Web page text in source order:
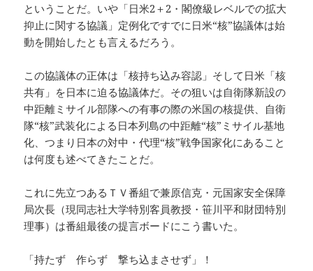
ということだ。いや「日米2＋2・閣僚級レベルでの拡大
抑止に関する協議」定例化ですでに日米“核”協議体は始
動を開始したとも言えるだろう。
この協議体の正体は「核持ち込み容認」そして日米「核
共有」を日本に迫る協議体だ。その狙いは自衛隊新設の
中距離ミサイル部隊への有事の際の米国の核提供、自衛
隊“核”武装化による日本列島の中距離“核”ミサイル基地
化、つまり日本の対中・代理“核”戦争国家化にあること
は何度も述べてきたことだ。
これに先立つあるＴＶ番組で兼原信克・元国家安全保障
局次長（現同志社大学特別客員教授・笹川平和財団特別
理事）は番組最後の提言ボードにこう書いた。
「持たず 作らず 撃ち込まさせず」！